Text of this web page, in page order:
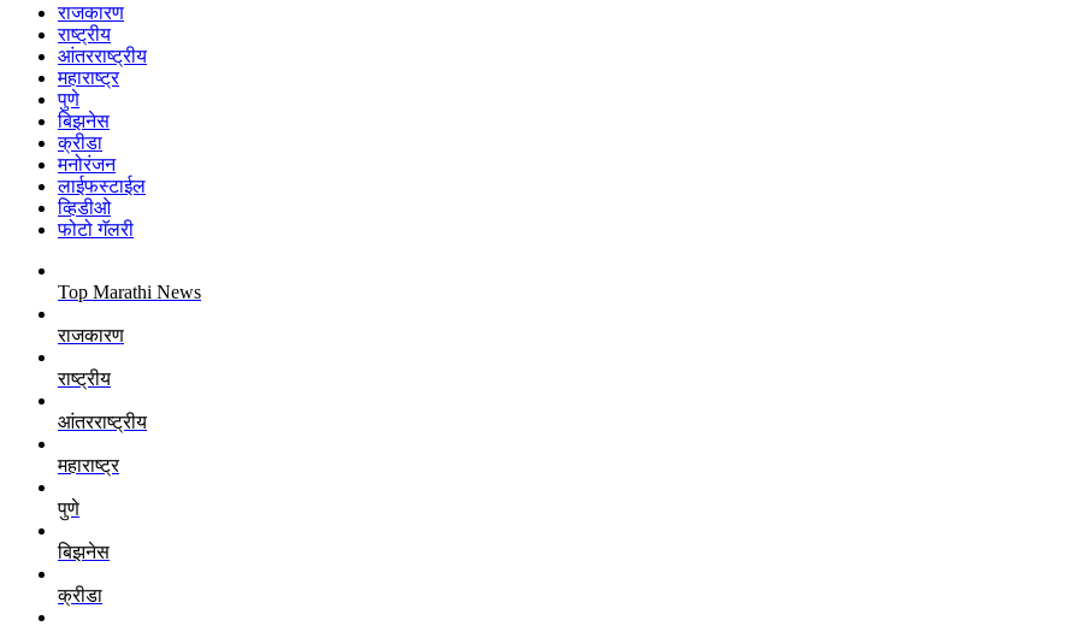
राजकारण
राष्ट्रीय
आंतरराष्ट्रीय
महाराष्ट्र
पुणे
बिझनेस
क्रीडा
मनोरंजन
लाईफस्टाईल
व्हिडीओ
फोटो गॅलरी
Top Marathi News
राजकारण
राष्ट्रीय
आंतरराष्ट्रीय
महाराष्ट्र
पुणे
बिझनेस
क्रीडा